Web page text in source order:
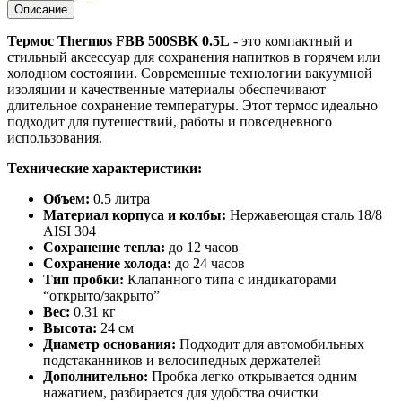
Описание
Термос Thermos FBB 500SBK 0.5L - это компактный и
стильный аксессуар для сохранения напитков в горячем или
холодном состоянии. Современные технологии вакуумной
изоляции и качественные материалы обеспечивают
длительное сохранение температуры. Этот термос идеально
подходит для путешествий, работы и повседневного
использования.
Технические характеристики:
Объем: 0.5 литра
Материал корпуса и колбы: Нержавеющая сталь 18/8
AISI 304
Сохранение тепла: до 12 часов
Сохранение холода: до 24 часов
Тип пробки: Клапанного типа с индикаторами
“открыто/закрыто”
Вес: 0.31 кг
Высота: 24 см
Диаметр основания: Подходит для автомобильных
подстаканников и велосипедных держателей
Дополнительно: Пробка легко открывается одним
нажатием, разбирается для удобства очистки